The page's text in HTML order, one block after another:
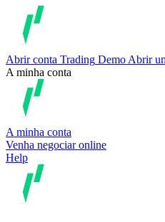
Abrir conta Trading Demo Abrir
A minha conta
A minha conta
Venha negociar online
Help